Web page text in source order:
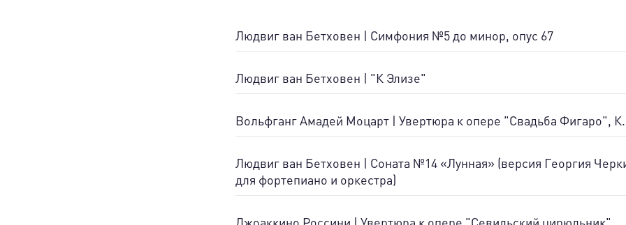
Людвиг ван Бетховен | Симфония №5 до минор, опус 67
Людвиг ван Бетховен | "К Элизе"
Вольфганг Амадей Моцарт | Увертюра к опере "Свадьба Фигаро", К.
Людвиг ван Бетховен | Соната №14 «Лунная» (версия Георгия
для фортепиано и оркестра)